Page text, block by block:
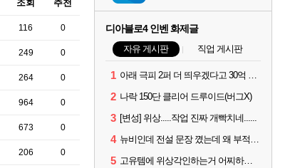
조회 추천
116 0
249 0
264 0
964 0
673 0
206 0
디아블로4 인벤 화제글
자유 게시판 직업 게시판
1 아래 극피 2퍼 더 띄우겠다고 30억 쓴 사람입니다
2 나락 150단 클리어 드루이드(버그X)
3 [변성] 위상.....작업 진짜 개빡치네......
4 뉴비인데 전설 문장 꼈는데 왜 부적 3개밖에 못낌?
5 고유템에 위상각인하는거 어찌하는건가요?